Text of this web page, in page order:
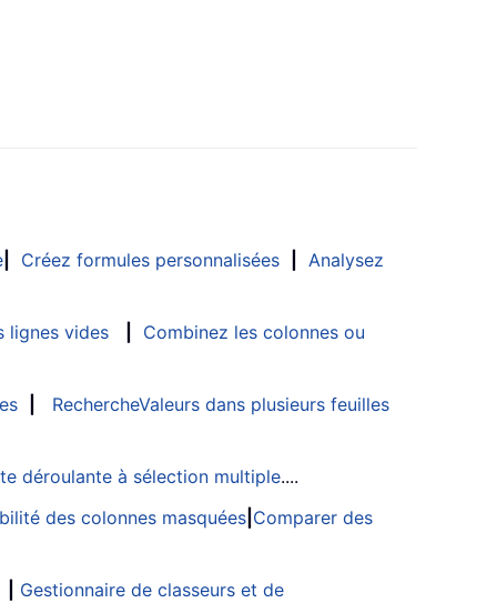
Créez formules personnalisées
Analysez
lignes vides
Combinez les colonnes ou
RechercheValeurs dans plusieurs feuilles
déroulante à sélection multiple....
des colonnes masquées Comparer des
Gestionnaire de classeurs et de